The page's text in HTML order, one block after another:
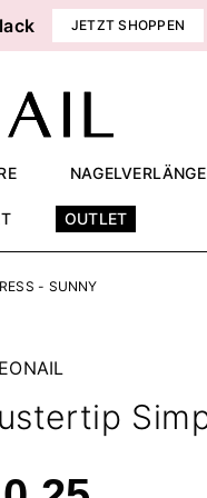
JETZT SHOPPEN
OUTLET
- SUNNY